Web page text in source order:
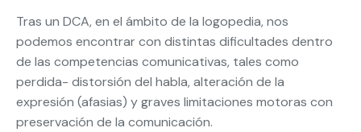
Tras un DCA, en el ámbito de la logopedia, nos
podemos encontrar con distintas dificultades dentro
de las competencias comunicativas, tales como
perdida- distorsión del habla, alteración de la
expresión (afasias) y graves limitaciones motoras con
preservación de la comunicación.